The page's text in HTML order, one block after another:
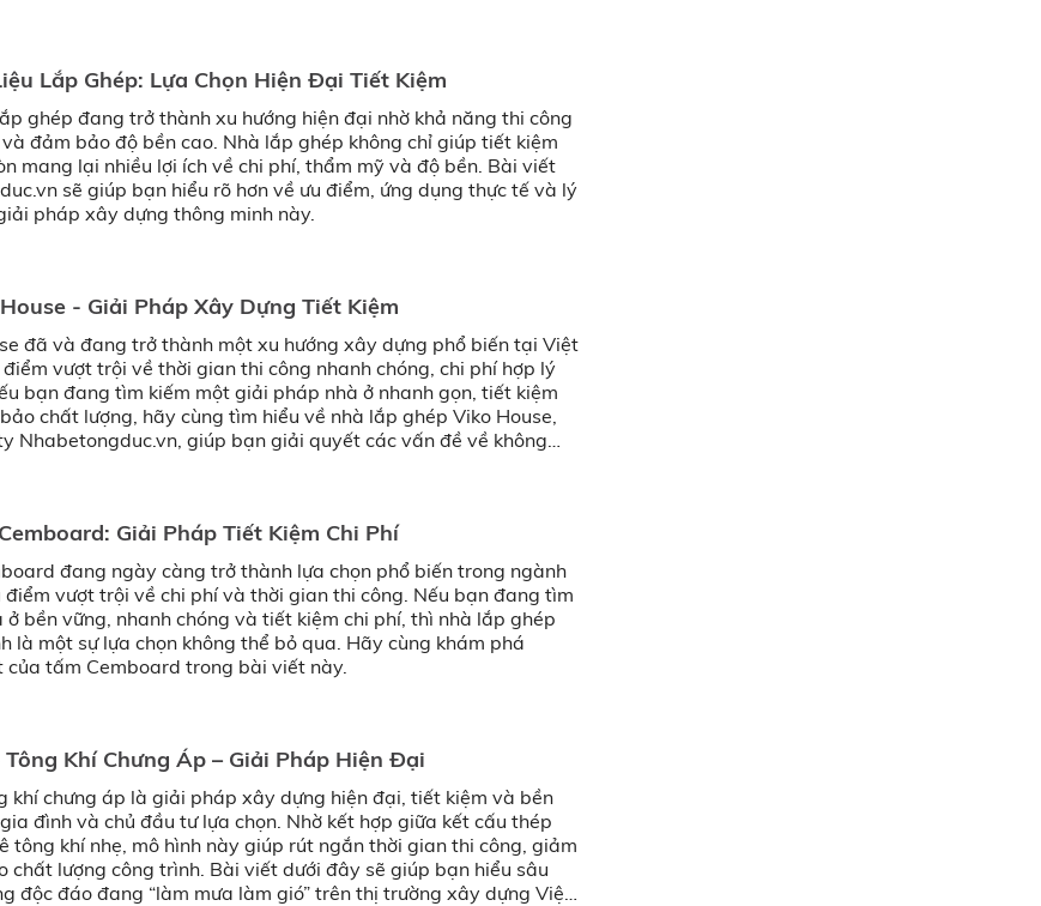
Lắp Ghép: Lựa Chọn Hiện Đại Tiết Kiệm
ghép đang trở thành xu hướng hiện đại nhờ khả năng thi công
đảm bảo độ bền cao. Nhà lắp ghép không chỉ giúp tiết kiệm
mang lại nhiều lợi ích về chi phí, thẩm mỹ và độ bền. Bài viết
sẽ giúp bạn hiểu rõ hơn về ưu điểm, ứng dụng thực tế và lý
pháp xây dựng thông minh này.
- Giải Pháp Xây Dựng Tiết Kiệm
đã và đang trở thành một xu hướng xây dựng phổ biến tại Việt
vượt trội về thời gian thi công nhanh chóng, chi phí hợp lý
bạn đang tìm kiếm một giải pháp nhà ở nhanh gọn, tiết kiệm
chất lượng, hãy cùng tìm hiểu về nhà lắp ghép Viko House,
Nhabetongduc.vn, giúp bạn giải quyết các vấn đề về không
Giải Pháp Tiết Kiệm Chi Phí
đang ngày càng trở thành lựa chọn phổ biến trong ngành
điểm vượt trội về chi phí và thời gian thi công. Nếu bạn đang tìm
bền vững, nhanh chóng và tiết kiệm chi phí, thì nhà lắp ghép
là một sự lựa chọn không thể bỏ qua. Hãy cùng khám phá
của tấm Cemboard trong bài viết này.
Khí Chưng Áp – Giải Pháp Hiện Đại
khí chưng áp là giải pháp xây dựng hiện đại, tiết kiệm và bền
đình và chủ đầu tư lựa chọn. Nhờ kết hợp giữa kết cấu thép
tông khí nhẹ, mô hình này giúp rút ngắn thời gian thi công, giảm
chất lượng công trình. Bài viết dưới đây sẽ giúp bạn hiểu sâu
độc đáo đang “làm mưa làm gió” trên thị trường xây dựng Việt